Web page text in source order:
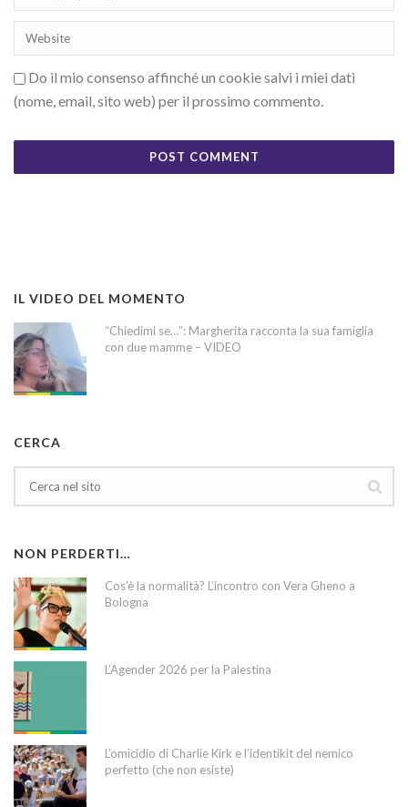
Do il mio consenso affinché un cookie salvi i miei dati
(nome, email, sito web) per il prossimo commento.
IL VIDEO DEL MOMENTO
“Chiedimi se…”: Margherita racconta la sua famiglia
con due mamme – VIDEO
CERCA
NON PERDERTI…
Cos’è la normalità? L’incontro con Vera Gheno a
Bologna
L’Agender 2026 per la Palestina
L’omicidio di Charlie Kirk e l’identikit del nemico
perfetto (che non esiste)